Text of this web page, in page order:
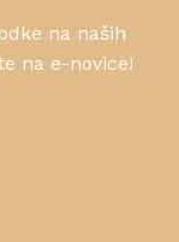
na naših
na e-novice!